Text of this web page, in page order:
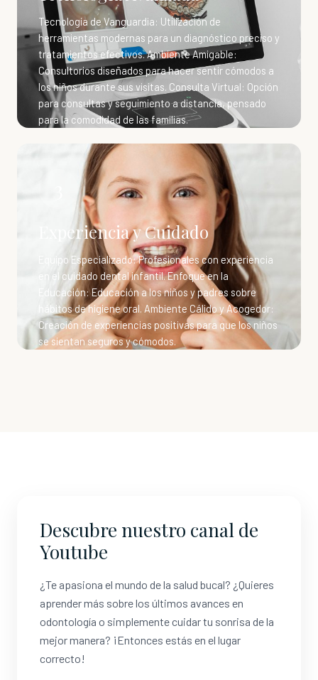
Tecnología de Vanguardia: Utilización de
herramientas modernas para un diagnóstico preciso y
tratamientos efectivos. Ambiente Amigable:
Consultorios diseñados para hacer sentir cómodos a
los niños durante sus visitas. Consulta Virtual: Opción
para consultas y seguimiento a distancia, pensado
para la comodidad de las familias.
Experiencia y Cuidado
Equipo Especializado: Profesionales con experiencia
en el cuidado dental infantil. Enfoque en la
Educación: Educación a los niños y padres sobre
hábitos de higiene oral. Ambiente Cálido y Acogedor:
Creación de experiencias positivas para que los niños
se sientan seguros y cómodos.
Descubre nuestro canal de
Youtube
¿Te apasiona el mundo de la salud bucal? ¿Quieres
aprender más sobre los últimos avances en
odontología o simplemente cuidar tu sonrisa de la
mejor manera? ¡Entonces estás en el lugar
correcto!